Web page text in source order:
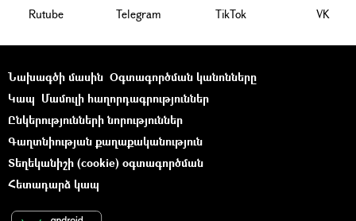
Rutube Telegram ТikТоk VK
Նախագծի մասին Օգտագործման կանոնները
Կապ Մամուլի հաղորդագրություններ
Ընկերությունների նորություններ
Գաղտնիության քաղաքականություն
Տեղեկանիշի (cookie) օգտագործման
Հետադարձ կապ